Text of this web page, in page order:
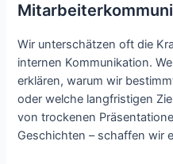
Wir unterschätzen oft die
internen Kommunikation.
erklären, warum wir
oder welche langfristigen
von trockenen
Geschichten – schaffen wir